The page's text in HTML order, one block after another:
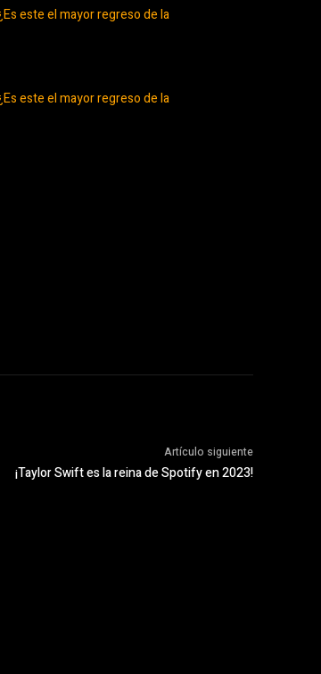
este el mayor regreso de la
este el mayor regreso de la
Artículo siguiente
¡Taylor Swift es la reina de Spotify en 2023!